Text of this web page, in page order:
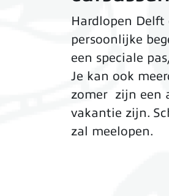
Hardlopen
persoonlijke
een speciale
Je kan ook
zomer zijn een
vakantie zijn.
zal meelopen.